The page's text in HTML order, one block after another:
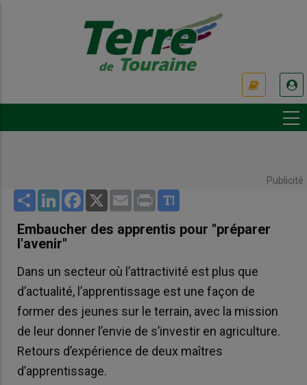
Publicité
Share LinkedInFacebook
X Email Print
Embaucher des apprentis pour "préparer
l'avenir"
Dans un secteur où l’attractivité est plus que
d’actualité, l’apprentissage est une façon de
former des jeunes sur le terrain, avec la mission
de leur donner l’envie de s’investir en agriculture.
Retours d’expérience de deux maîtres
d’apprentissage.